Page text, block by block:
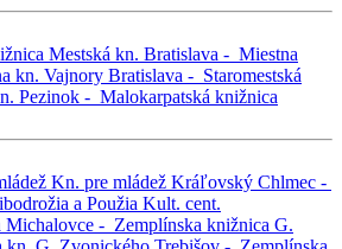
Mestská kn. Bratislava - Miestna
kn. Vajnory Bratislava - Staromestská
Pezinok - Malokarpatská knižnica
Kn. pre mládež Kráľovský Chlmec -
a Použia Kult. cent.
Michalovce - Zemplínska knižnica G.